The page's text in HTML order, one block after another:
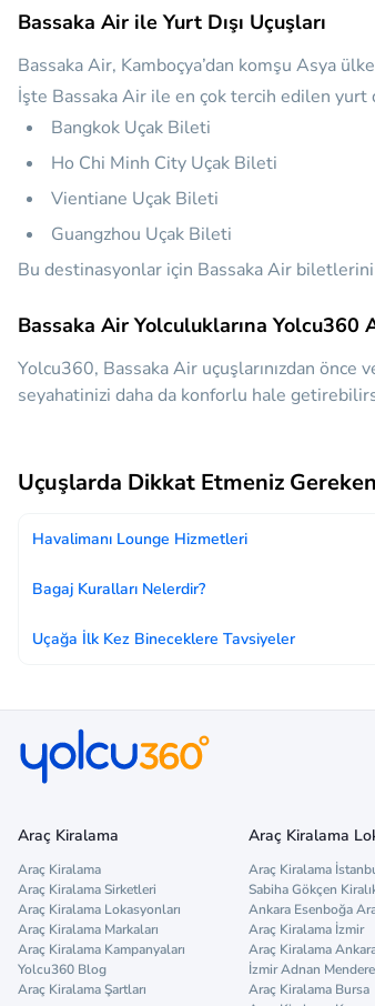
Bassaka Air ile Yurt Dışı Uçuşları
Bassaka Air, Kamboçya’dan komşu Asya
İşte Bassaka Air ile en çok tercih edilen yurt
Bangkok Uçak Bileti
Ho Chi Minh City Uçak Bileti
Vientiane Uçak Bileti
Guangzhou Uçak Bileti
Bu destinasyonlar için Bassaka Air
Bassaka Air Yolculuklarına Yolcu360
Yolcu360, Bassaka Air uçuşlarınızdan önce
seyahatinizi daha da konforlu hale
Uçuşlarda Dikkat Etmeniz
Havalimanı Lounge Hizmetleri
Bagaj Kuralları Nelerdir?
Uçağa İlk Kez Bineceklere Tavsiyeler
Araç Kiralama
Araç Kiralama
Araç Kiralama Sirketleri
Araç Kiralama Lokasyonları
Araç Kiralama Markaları
Araç Kiralama Kampanyaları
Yolcu360 Blog
Araç Kiralama Şartları
Araç Kiralama
Araç Kiralama
Sabiha Gökçen
Ankara Esenboğa
Araç Kiralama İzmir
Araç Kiralama
İzmir Adnan
Araç Kiralama Bursa